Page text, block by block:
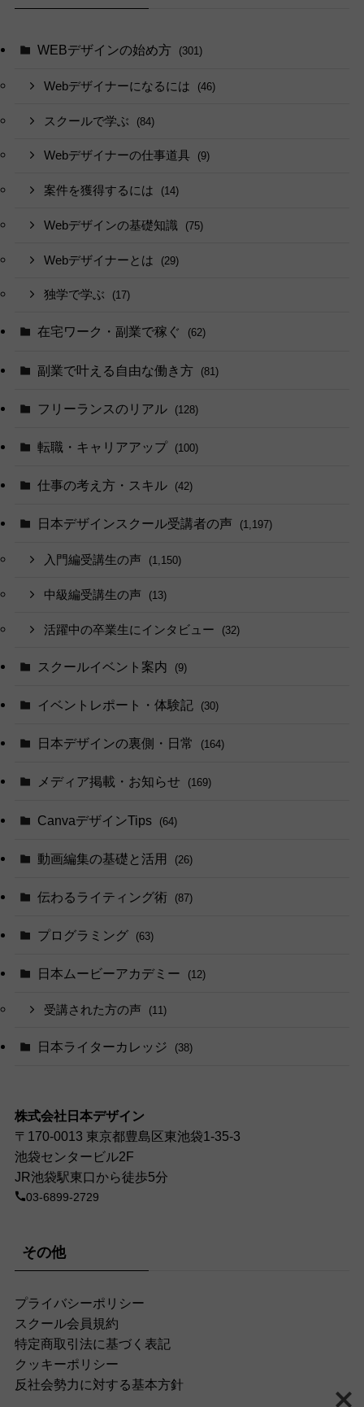
WEBデザインの始め方 (301)
Webデザイナーになるには (46)
スクールで学ぶ (84)
Webデザイナーの仕事道具 (9)
案件を獲得するには (14)
Webデザインの基礎知識 (75)
Webデザイナーとは (29)
独学で学ぶ (17)
在宅ワーク・副業で稼ぐ (62)
副業で叶える自由な働き方 (81)
フリーランスのリアル (128)
転職・キャリアアップ (100)
仕事の考え方・スキル (42)
日本デザインスクール受講者の声 (1,197)
入門編受講生の声 (1,150)
中級編受講生の声 (13)
活躍中の卒業生にインタビュー (32)
スクールイベント案内 (9)
イベントレポート・体験記 (30)
日本デザインの裏側・日常 (164)
メディア掲載・お知らせ (169)
CanvaデザインTips (64)
動画編集の基礎と活用 (26)
伝わるライティング術 (87)
プログラミング (63)
日本ムービーアカデミー (12)
受講された方の声 (11)
日本ライターカレッジ (38)
株式会社日本デザイン
〒170-0013 東京都豊島区東池袋1-35-3
池袋センタービル2F
JR池袋駅東口から徒歩5分
03-6899-2729
その他
プライバシーポリシー
スクール会員規約
特定商取引法に基づく表記
クッキーポリシー
反社会勢力に対する基本方針